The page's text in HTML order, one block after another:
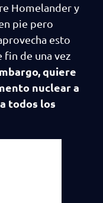
Homelander y
pie pero
esto
fin de una vez
quiere
nuclear a
todos los